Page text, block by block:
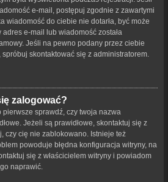
e-mail, postępuj zgodnie z zawartymi
wiadomość do ciebie nie dotarła, być może
adres e-mail lub wiadomość została
Jeśli na pewno podany przez ciebie
skontaktować się z administratorem.
zalogować?
sprawdź, czy twoja nazwa
Jeżeli są prawidłowe, skontaktuj się z
czy cię nie zablokowano. Istnieje też
powoduje błędna konfiguracja witryny, na
się z właścicielem witryny i powiadom
naprawić.